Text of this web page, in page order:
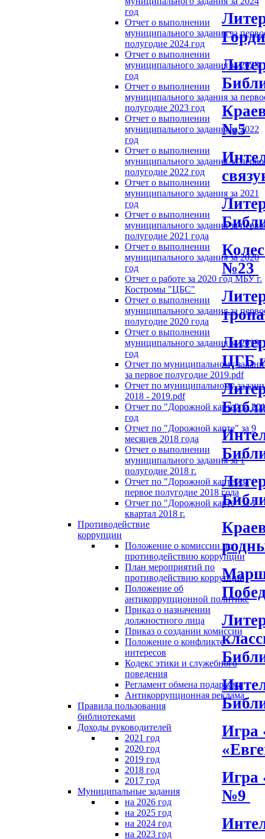
год
Отчет о выполнении
муниципального задания за
полугодие 2024 год
Отчет о выполнении
муниципального задания за 2023
год
Отчет о выполнении
муниципального задания за
полугодие 2023 год
Отчет о выполнении
муниципального задания за 2022
год
Отчет о выполнении
муниципального задания за
полугодие 2022 год
Отчет о выполнении
муниципального задания за 2021
год
Отчет о выполнении
муниципального задания за
полугодие 2021 года
Отчет о выполнении
муниципального задания за 2020
год
Отчет о работе за 2020 год МБУ г.
Костромы "ЦБС"
Отчет о выполнении
муниципального задания за
полугодие 2020 года
Отчет о выполнении
муниципального задания за 2019
год
Отчет по муниципальному
за первое полугодие 2019.pdf
Отчет по муниципальному
2018 - 2019.pdf
Отчет по "Дорожной карте" за
год
Отчет по "Дорожной карте" за 9
месяцев 2018 года
Отчет о выполнении
муниципального задания за 1
полугодие 2018 г.
Отчет по "Дорожной карте" за
первое полугодие 2018 года
Отчет по "Дорожной карте" за 1
квартал 2018 г.
Противодействие
коррупции
Положение о комиссии по
противодействию коррупции
План мероприятий по
противодействию коррупции
Положение об
антикоррупционной политике
Приказ о назначении
должностного лица
Приказ о создании комиссии
Положение о конфликте
интересов
Кодекс этики и служебного
поведения
Регламент обмена подарками
Антикоррупционная реклама
Правила пользования
библиотеками
Доходы руководителей
2021 год
2020 год
2019 год
2018 год
2017 год
Муниципальные задания
на 2026 год
на 2025 год
на 2024 год
на 2023 год
№5
№23
ЦГБ
Игра
Игра
№9